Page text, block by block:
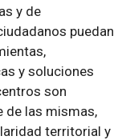
y de
puedan
y soluciones
son
de las mismas,
territorial y